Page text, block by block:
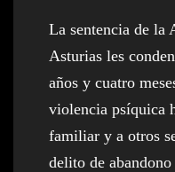
La sentencia de la
Asturias les
años y cuatro
violencia psíquica
familiar y a otros
delito de